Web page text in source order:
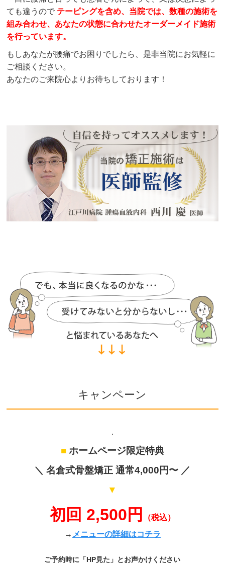
ても違うので テーピングを含め、当院では、数種の施術を
組み合わせ、あなたの状態に合わせたオーダーメイド施術
を行っています。
もしあなたが腰痛でお困りでしたら、是非当院にお気軽に
ご相談ください。
あなたのご来院心よりお待ちしております！
キャンペーン
.
■ホームページ限定特典
＼ 名倉式骨盤矯正 通常4,000円〜 ／
▼
初回 2,500円
（税込）
→ メニューの詳細はコチラ
ご予約時に「HP見た」とお声かけください